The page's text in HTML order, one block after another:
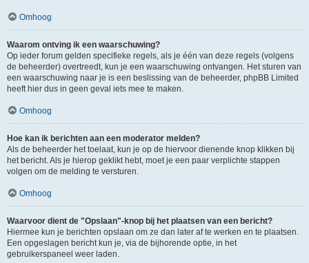
Omhoog
Waarom ontving ik een waarschuwing?
Op ieder forum gelden specifieke regels, als je één van deze regels (volgens
de beheerder) overtreedt, kun je een waarschuwing ontvangen. Het sturen van
een waarschuwing naar je is een beslissing van de beheerder, phpBB Limited
heeft hier dus in geen geval iets mee te maken.
Omhoog
Hoe kan ik berichten aan een moderator melden?
Als de beheerder het toelaat, kun je op de hiervoor dienende knop klikken bij
het bericht. Als je hierop geklikt hebt, moet je een paar verplichte stappen
volgen om de melding te versturen.
Omhoog
Waarvoor dient de "Opslaan"-knop bij het plaatsen van een bericht?
Hiermee kun je berichten opslaan om ze dan later af te werken en te plaatsen.
Een opgeslagen bericht kun je, via de bijhorende optie, in het
gebruikerspaneel weer laden.